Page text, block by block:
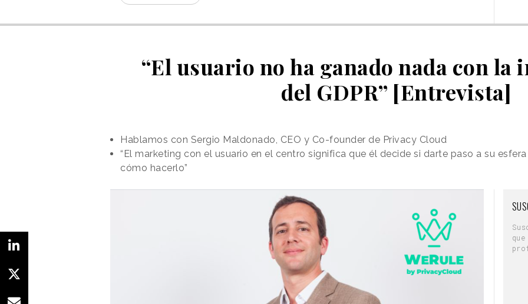
“El usuario no ha ganado nada con la
del GDPR” [Entrevista]
Hablamos con Sergio Maldonado, CEO y Co-founder de Privacy Cloud
“El marketing con el usuario en el centro significa que él decide si darte paso a su
cómo hacerlo”